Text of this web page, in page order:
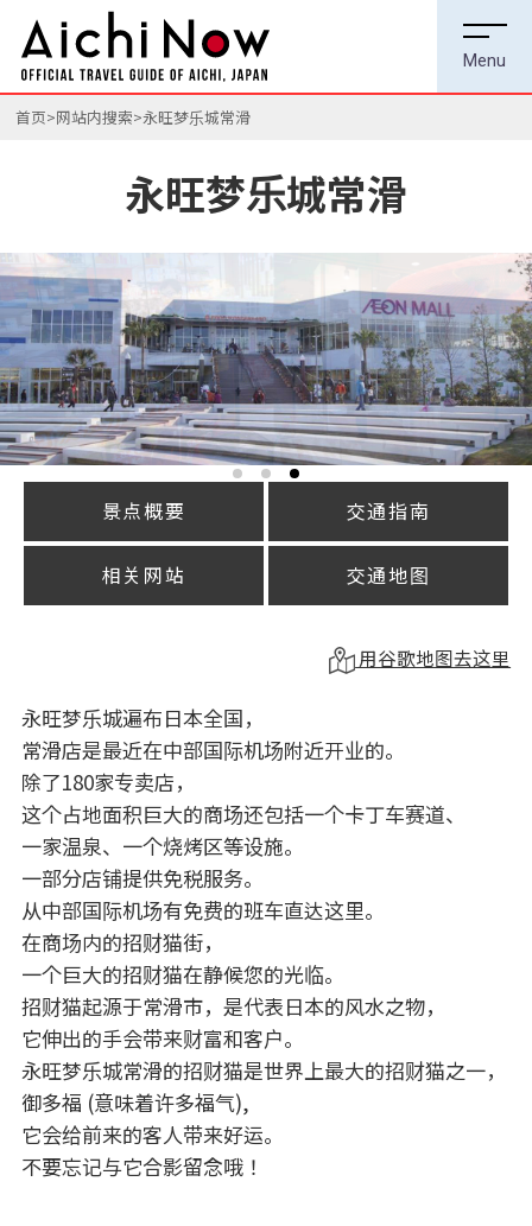
首页 网站内搜索 永旺梦乐城常滑
永旺梦乐城常滑
景点概要 交通指南
相关网站 交通地图
用谷歌地图去这里
永旺梦乐城遍布日本全国，
常滑店是最近在中部国际机场附近开业的。
除了180家专卖店，
这个占地面积巨大的商场还包括一个卡丁车赛道、
一家温泉、一个烧烤区等设施。
一部分店铺提供免税服务。
从中部国际机场有免费的班车直达这里。
在商场内的招财猫街，
一个巨大的招财猫在静候您的光临。
招财猫起源于常滑市，是代表日本的风水之物，
它伸出的手会带来财富和客户。
永旺梦乐城常滑的招财猫是世界上最大的招财猫之一，
御多福 (意味着许多福气),
它会给前来的客人带来好运。
不要忘记与它合影留念哦！